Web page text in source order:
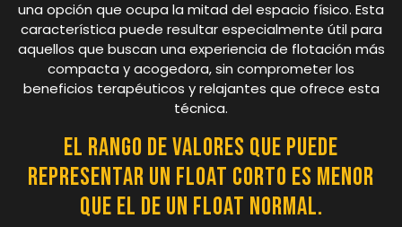
una opción que ocupa la mitad del espacio físico. Esta
característica puede resultar especialmente útil para
aquellos que buscan una experiencia de flotación más
compacta y acogedora, sin comprometer los
beneficios terapéuticos y relajantes que ofrece esta
técnica.
El rango de valores que puede
representar un float corto es menor
que el de un float normal.